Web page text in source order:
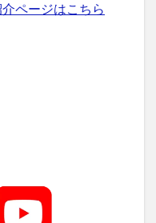
ページはこちら